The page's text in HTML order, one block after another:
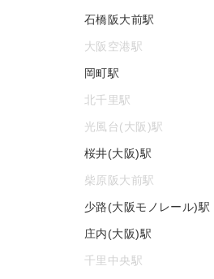
石橋阪大前駅
大阪空港駅
岡町駅
北千里駅
光風台(大阪)駅
桜井(大阪)駅
柴原阪大前駅
少路(大阪モノレール)駅
庄内(大阪)駅
千里中央駅